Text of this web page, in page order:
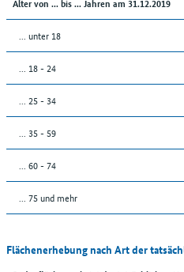
... unter 18
... 18 - 24
... 25 - 34
... 35 - 59
... 60 - 74
... 75 und mehr
Flächenerhebung nach Art der